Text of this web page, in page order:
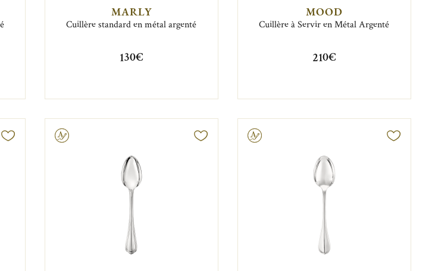
MARLY
Cuillère standard en métal argenté
130€
MOOD
Cuillère à Servir en Métal Argenté
210€
Gravable Gravable